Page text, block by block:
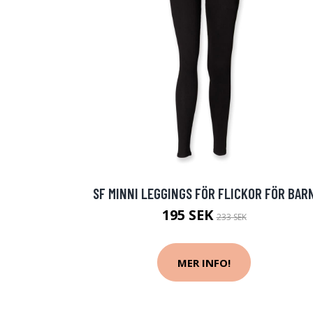
SF MINNI LEGGINGS FÖR FLICKOR FÖR
195 SEK233 SEK
MER INFO!